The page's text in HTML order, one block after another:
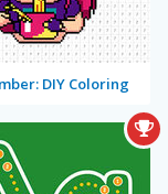
DIY Coloring